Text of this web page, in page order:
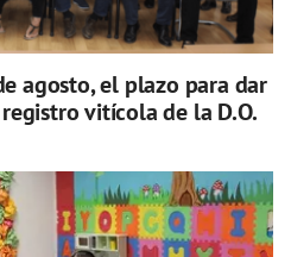
agosto, el plazo para dar
vitícola de la D.O.